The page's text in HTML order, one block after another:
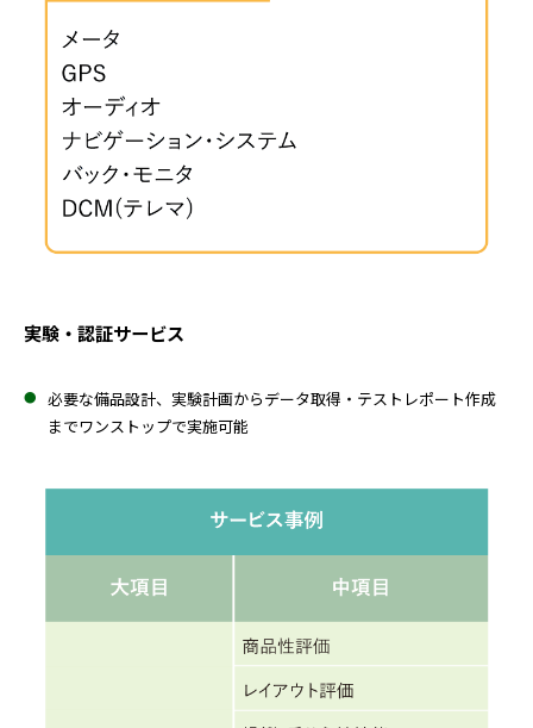
実験・認証サービス
必要な備品設計、実験計画からデータ取得・テストレポート作成
までワンストップで実施可能